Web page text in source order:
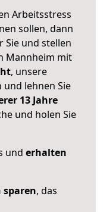
Arbeitsstress
sollen, dann
Sie und stellen
Mannheim mit
, unsere
und lehnen Sie
13 Jahre
und holen Sie
und erhalten
sparen, das